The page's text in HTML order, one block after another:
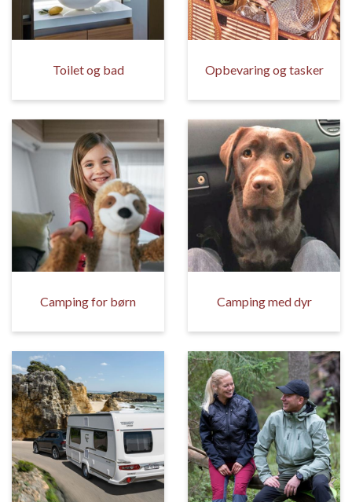
Toilet og bad Opbevaring og tasker
Camping for børn Camping med dyr